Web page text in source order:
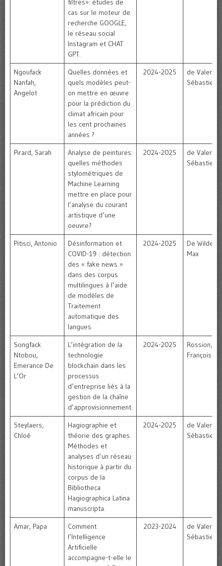
filtres»: études de
cas sur le moteur de
recherche GOOGLE,
le réseau social
Instagram et CHAT
GPT.
Ngoufack
Nanfah,
Angelot
Quelles données et
quels modèles peut-
on mettre en œuvre
pour la prédiction du
climat africain pour
les cent prochaines
années ?
2024-2025
de
Sébastien
Pirard, Sarah
Analyse de peintures:
quelles méthodes
stylométriques de
Machine Learning
mettre en place pour
l’analyse du courant
artistique d’une
oeuvre?
2024-2025
de
Sébastien
Pitisci, Antonio
Désinformation et
COVID-19 : détection
des « fake news »
dans des corpus
multilingues à l’aide
de modèles de
Traitement
automatique des
langues.
2024-2025
De Wilde,
Max
Songfack
Ntobou,
Emerance De
L’Or
L’intégration de la
technologie
blockchain dans les
processus
d’entreprise liés à la
gestion de la chaîne
d’approvisionnement.
2024-2025
Rossion,
Françoise
Steylaers,
Chloé
Hagiographie et
théorie des graphes.
Méthodes et
analyses d’un réseau
historique à partir du
corpus de la
Bibliotheca
Hagiographica Latina
manuscripta.
2024-2025
de
Sébastien
Amar, Papa
Comment
l’Intelligence
Artificielle
accompagne-t-elle le
2023-2024
de
Sébastien